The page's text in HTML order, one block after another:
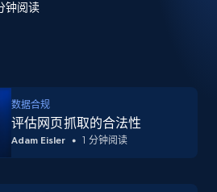
钟阅读
数据合规
评估网页抓取的合法性
Adam Eisler 1 分钟阅读